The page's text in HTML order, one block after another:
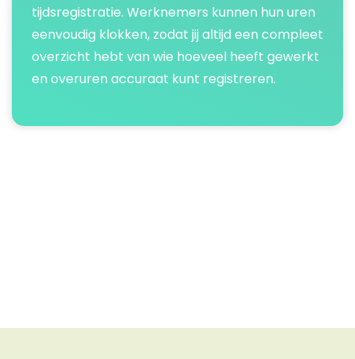
tijdsregistratie. Werknemers kunnen hun uren
eenvoudig klokken, zodat jij altijd een compleet
overzicht hebt van wie hoeveel heeft gewerkt
en overuren accuraat kunt registreren.​